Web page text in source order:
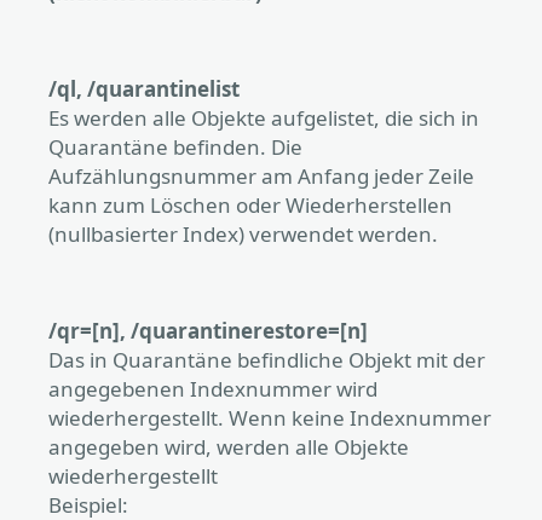
/ql, /quarantinelist
Es werden alle Objekte aufgelistet, die sich in
Quarantäne befinden. Die
Aufzählungsnummer am Anfang jeder Zeile
kann zum Löschen oder Wiederherstellen
(nullbasierter Index) verwendet werden.
/qr=[n], /quarantinerestore=[n]
Das in Quarantäne befindliche Objekt mit der
angegebenen Indexnummer wird
wiederhergestellt. Wenn keine Indexnummer
angegeben wird, werden alle Objekte
wiederhergestellt
Beispiel: